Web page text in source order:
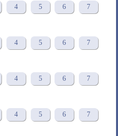
4 5 6 7
4 5 6 7
4 5 6 7
4 5 6 7